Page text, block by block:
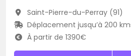
Saint-Pierre-du-Perray (91)
Déplacement jusqu’à 200
À partir de 1390€